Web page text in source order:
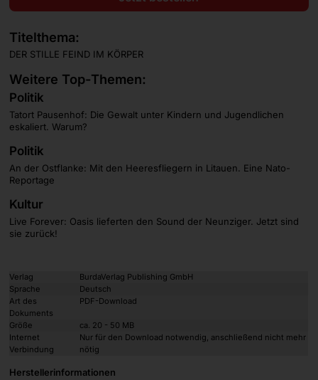
Titelthema:
DER STILLE FEIND IM KÖRPER
Weitere Top-Themen:
Politik
Tatort Pausenhof: Die Gewalt unter Kindern und Jugendlichen
eskaliert. Warum?
Politik
An der Ostflanke: Mit den Heeresfliegern in Litauen. Eine Nato-
Reportage
Kultur
Live Forever: Oasis lieferten den Sound der Neunziger. Jetzt sind
sie zurück!
Verlag
BurdaVerlag Publishing GmbH
Sprache
Deutsch
Art des
Dokuments
PDF-Download
Größe
ca. 20 - 50 MB
Internet
Verbindung
Nur für den Download notwendig, anschließend nicht mehr
nötig
Herstellerinformationen